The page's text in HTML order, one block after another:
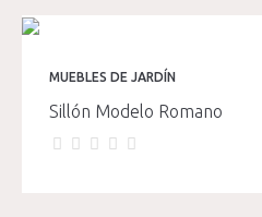
MUEBLES DE JARDÍN
Sillón Modelo Romano